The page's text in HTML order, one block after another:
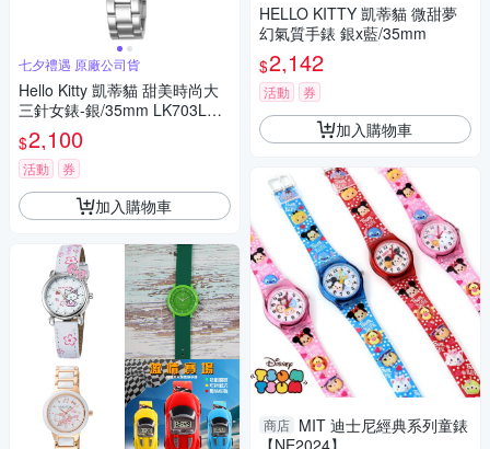
七夕禮遇 原廠公司貨
Hello Kitty 凱蒂貓 甜美時尚大
三針女錶-銀/35mm LK703LWK
A 七夕寵愛季 送禮推薦
$2,100
活動 券
加入購物車
HELLO KITTY 凱蒂貓 微甜夢
幻氣質手錶 銀x藍/35mm
$2,142
活動 券
加入購物車
商店 MIT 迪士尼經典系列童錶